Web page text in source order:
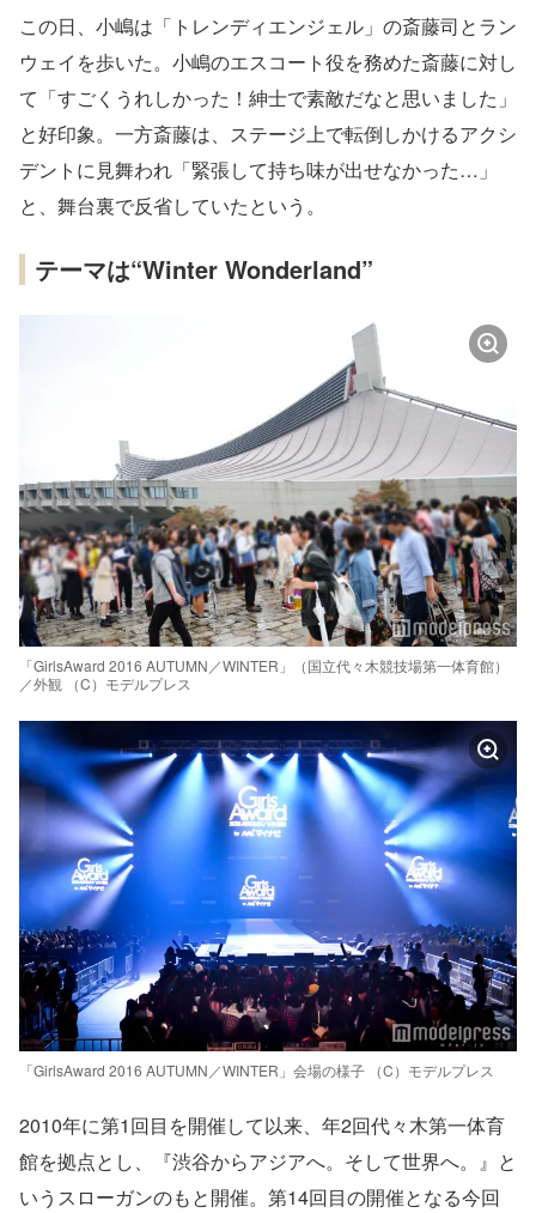
この日、小嶋は「トレンディエンジェル」の斎藤司とラン
ウェイを歩いた。小嶋のエスコート役を務めた斎藤に対し
て「すごくうれしかった！紳士で素敵だなと思いました」
と好印象。一方斎藤は、ステージ上で転倒しかけるアクシ
デントに見舞われ「緊張して持ち味が出せなかった…」
と、舞台裏で反省していたという。
テーマは“Winter Wonderland”
「GirlsAward 2016 AUTUMN／WINTER」（国立代々木競技場第一体育館）
／外観 （C）モデルプレス
「GirlsAward 2016 AUTUMN／WINTER」会場の様子 （C）モデルプレス
2010年に第1回目を開催して以来、年2回代々木第一体育
館を拠点とし、『渋谷からアジアへ。そして世界へ。』と
いうスローガンのもと開催。第14回目の開催となる今回